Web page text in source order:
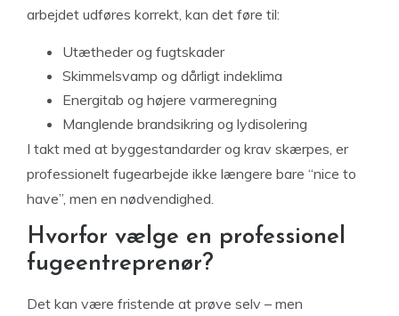
arbejdet udføres korrekt, kan det føre til:
Utætheder og fugtskader
Skimmelsvamp og dårligt indeklima
Energitab og højere varmeregning
Manglende brandsikring og lydisolering
I takt med at byggestandarder og krav skærpes, er
professionelt fugearbejde ikke længere bare “nice to
have”, men en nødvendighed.
Hvorfor vælge en professionel
fugeentreprenør?
Det kan være fristende at prøve selv – men